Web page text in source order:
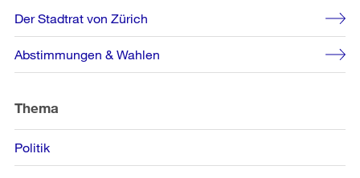
Weitere
Informationen
Der Stadtrat von Zürich
Abstimmungen & Wahlen
Thema
Politik